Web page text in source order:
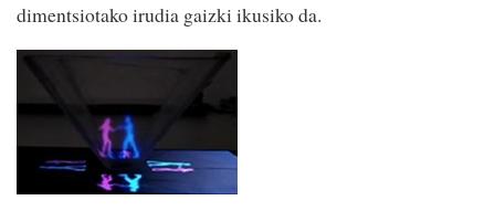
dimentsiotako irudia gaizki ikusiko da.